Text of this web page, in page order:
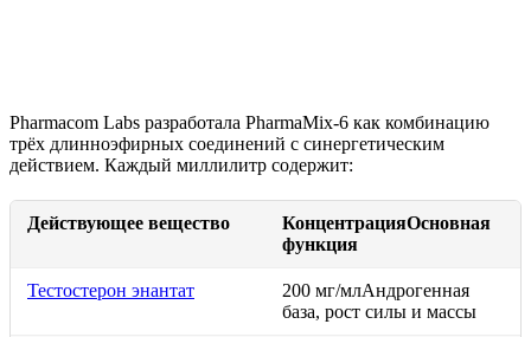
Pharmacom Labs разработала PharmaMix-6 как комбинацию
трёх длинноэфирных соединений с синергетическим
действием. Каждый миллилитр содержит:
Действующее вещество
КонцентрацияОсновная
функция
Тестостерон энантат
200 мг/млАндрогенная
база, рост силы и массы